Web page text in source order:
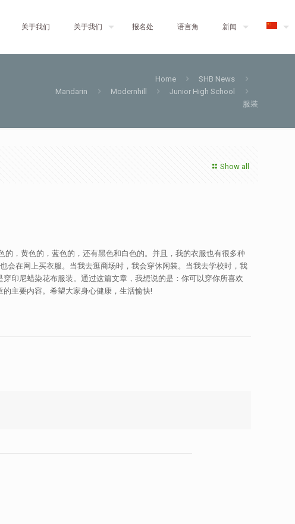
关于我们 关于我们 报名处 语言角 新闻
Home
SHB News
Mandarin
Modernhill
Junior High School
服装
Show all
，黄色的，蓝色的，还有黑色和白色的。并且，我的衣服也有很多种
会在网上买衣服。当我去逛商场时，我会穿休闲装。当我去学校时，我
印尼蜡染花布服装。通过这篇文章，我想说的是：你可以穿你所喜欢
主要内容。希望大家身心健康，生活愉快!